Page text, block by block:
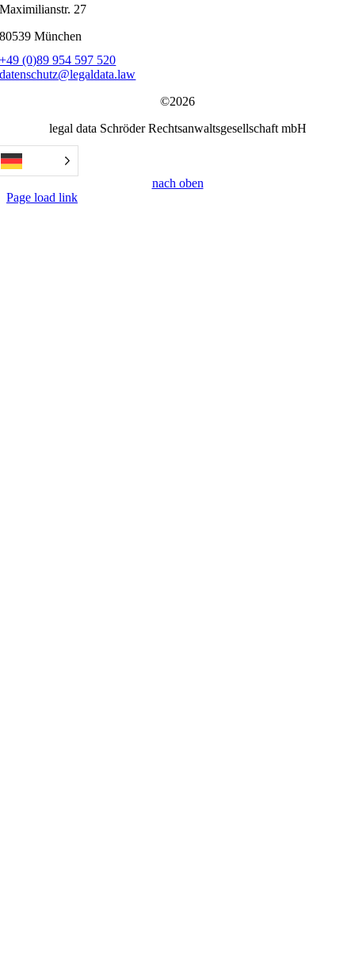
Maximilianstr. 27
80539 München
+49 (0)89 954 597 520
datenschutz@legaldata.law
©2026
legal data Schröder Rechtsanwaltsgesellschaft mbH
nach oben
Page load link